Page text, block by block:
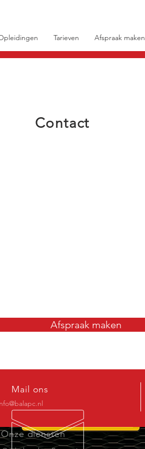
Tarieven Afspraak maken
Contact
Afspraak maken
Mail ons
Onze diensten